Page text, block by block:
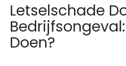
Letselschade
Doen?